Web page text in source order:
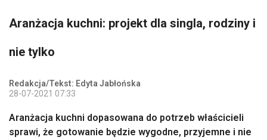
Aranżacja kuchni: projekt dla singla, rodziny i
nie tylko
Redakcja/Tekst: Edyta Jabłońska
28-07-2021 07:33
Aranżacja kuchni dopasowana do potrzeb właścicieli
sprawi, że gotowanie będzie wygodne, przyjemne i nie